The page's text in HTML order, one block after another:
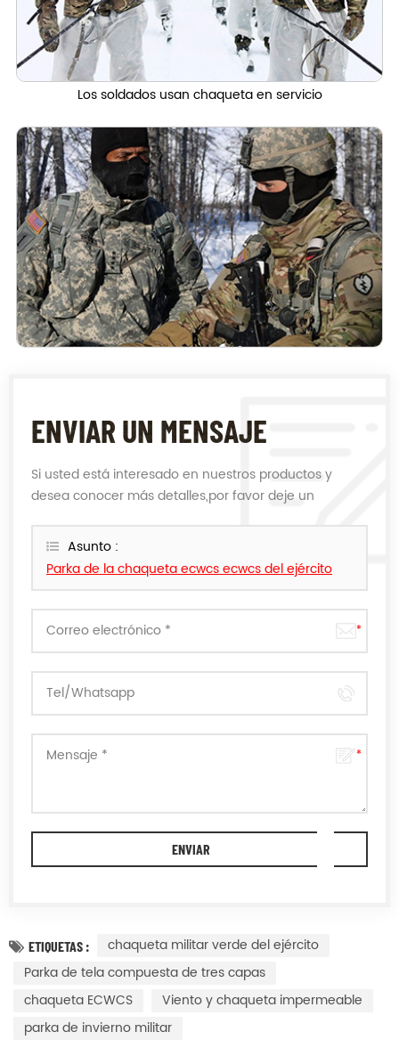
Los soldados usan chaqueta en servicio
ENVIAR UN MENSAJE
Si usted está interesado en nuestros productos y
desea conocer más detalles,por favor deje un
podamos.Asunto :
Parka de la chaqueta ecwcs ecwcs del ejército
ETIQUETAS :
chaqueta militar verde del ejército
Parka de tela compuesta de tres capas
chaqueta ECWCS
Viento y chaqueta impermeable
parka de invierno militar